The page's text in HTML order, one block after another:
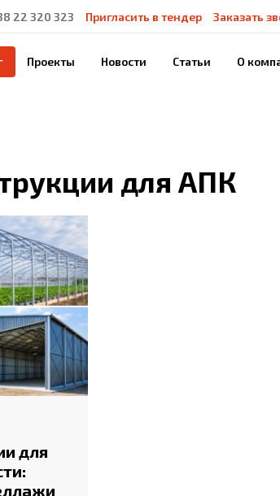
22 320 323 Пригласить в тендер Заказать
Проекты Новости Статьи О
для АПК
для